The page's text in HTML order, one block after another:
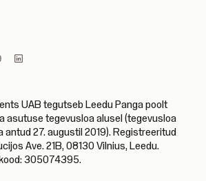
UAB tegutseb Leedu Panga poolt
asutuse tegevusloa alusel (tegevusloa
antud 27. augustil 2019). Registreeritud
Ave. 21B, 08130 Vilnius, Leedu.
305074395.